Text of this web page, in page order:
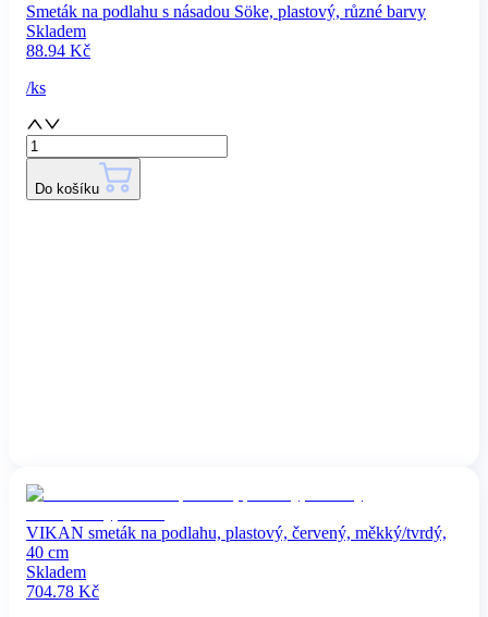
Smeták na podlahu s násadou Söke, plastový, různé barvy
Skladem
88.94 Kč
/ks
Do košíku
VIKAN smeták na podlahu, plastový, červený, měkký/tvrdý,
40 cm
Skladem
704.78 Kč